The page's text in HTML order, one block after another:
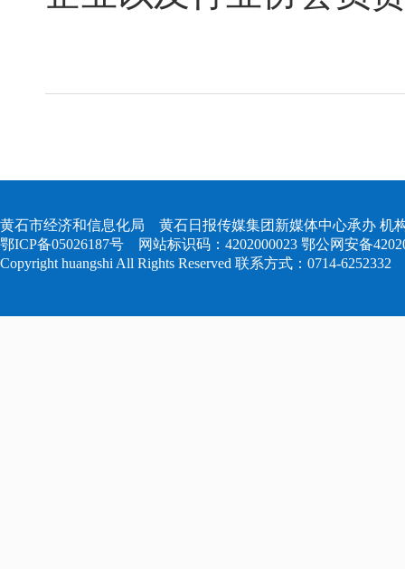
黄石市经济和信息化局 黄石日报传媒集团新媒体中心承办 机
鄂ICP备05026187号 网站标识码：4202000023 鄂公网安备
Copyright huangshi All Rights Reserved 联系方式：0714-6252332